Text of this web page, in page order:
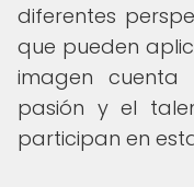
diferentes
que pueden
imagen cuenta
pasión y el
participan en